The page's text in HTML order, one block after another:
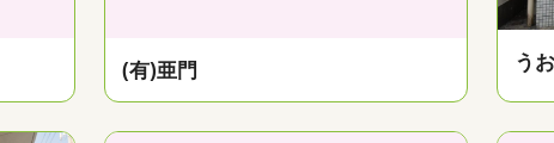
(有)亜門 う